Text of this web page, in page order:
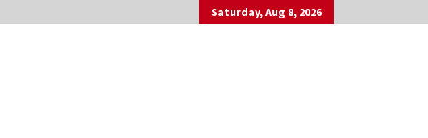
Saturday, Aug 8, 2026